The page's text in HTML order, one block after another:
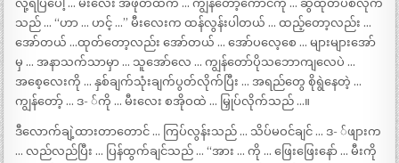
လို့ရပြီပေါ့ … မီးလေး အဖုတ်ထဲက … ကျွန်တော့်ကောင်ကို … ဆွဲထုတ်ပစ်လိုက်
သည် … “ဟာ … ဟင့် …” မီးလေးက ထန်လွန်းပါတယ် … ထည့်တော့လည်း …
အော်တယ် …ထုတ်တော့လည်း အော်တယ် … အော်ပလေ့စေ … များများအော်
မှ … အနာသက်သာမှာ … သူအော်လေ … ကျွန်တော်ပိုသဘောကျလေပဲ …
အစေ့လေးကို … နှစ်ချက်သုံးချက်ပွတ်လိုက်ပြီး … အရည်တွေ စိုရွဲနေတဲ့ …
ကျွန်တော့် … ဒ- ်ကို … မီးလေး စအိုဝထဲ … မြှုပ်လိုက်သည် …။
ဒီလောက်ချဲ့ထားတာတောင် … ကြပ်လွန်းသည် … သိပ်မဝင်ချင် … ဒ- ်ဖျားက
… လည်လည်ပြီး … ပြန်ထွက်ချင်သည် … “အား … ကို … ဖြေးဖြေးနော် … မီးကို